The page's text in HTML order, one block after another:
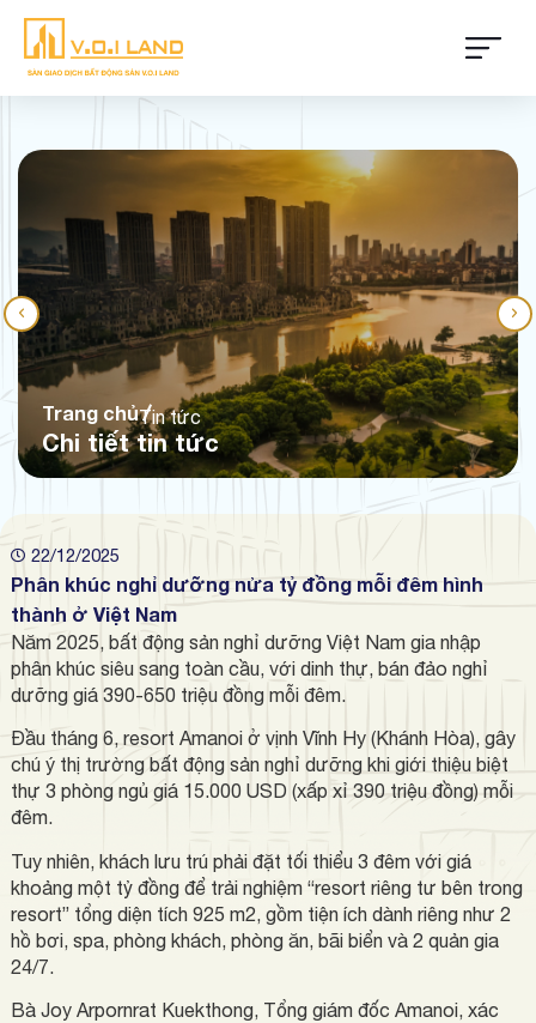
Trang chủTin tức
Chi tiết tin tức
22/12/2025
Phân khúc nghỉ dưỡng nửa tỷ đồng mỗi đêm hình
thành ở Việt Nam
Năm 2025, bất động sản nghỉ dưỡng Việt Nam gia nhập
phân khúc siêu sang toàn cầu, với dinh thự, bán đảo nghỉ
dưỡng giá 390-650 triệu đồng mỗi đêm.
Đầu tháng 6, resort Amanoi ở vịnh Vĩnh Hy (Khánh Hòa), gây
chú ý thị trường bất động sản nghỉ dưỡng khi giới thiệu biệt
thự 3 phòng ngủ giá 1 5.000 USD (xấp xỉ 390 triệu đồng) mỗi
đêm.
Tuy nhiên, khách lưu trú phải đặt tối thiểu 3 đêm với giá
khoảng một tỷ đồng để trải nghiệm “resort riêng tư bên trong
resort” tổng diện tích 925 m2, gồm tiện ích dành riêng như 2
hồ bơi, spa, phòng khách, phòng ăn, bãi biển và 2 quản gia
24/7.
Bà Joy Arpornrat Kuekthong, Tổng giám đốc Amanoi, xác